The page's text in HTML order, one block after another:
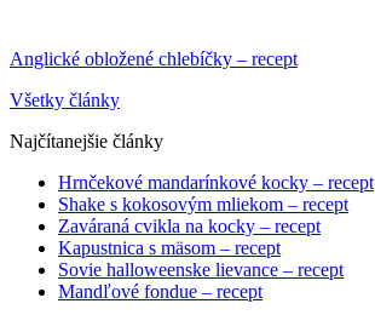
Anglické obložené chlebíčky – recept
Všetky články
Najčítanejšie články
Hrnčekové mandarínkové kocky – recept
Shake s kokosovým mliekom – recept
Zaváraná cvikla na kocky – recept
Kapustnica s mäsom – recept
Sovie halloweenske lievance – recept
Mandľové fondue – recept